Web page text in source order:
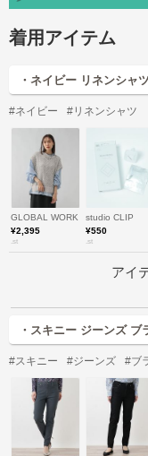
着用アイテム
・ネイビー リネンシャツ
#ネイビー #リネンシャツ
GLOBAL WORK
¥2,395
.st
studio CLIP
¥550
.st
アイ
・スキニー ジーンズ ブ
#スキニー #ジーンズ #ブ